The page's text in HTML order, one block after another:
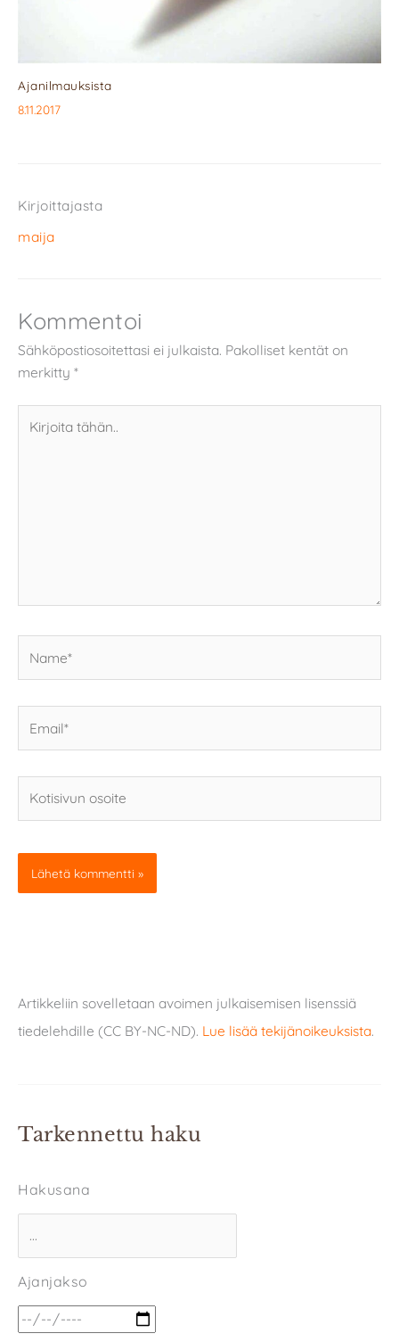
Ajanilmauksista
8.11.2017
Kirjoittajasta
maija
Kommentoi
Sähköpostiosoitettasi ei julkaista. Pakolliset kentät on
merkitty *
tähän..
osoite
Artikkeliin sovelletaan avoimen julkaisemisen lisenssiä
tiedelehdille (CC BY-NC-ND). Lue lisää tekijänoikeuksista.
Tarkennettu haku
Hakusana
Ajanjakso